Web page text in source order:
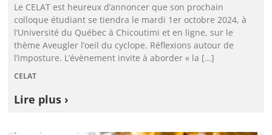
Le CELAT est heureux d’annoncer que son prochain
colloque étudiant se tiendra le mardi 1er octobre 2024, à
l’Université du Québec à Chicoutimi et en ligne, sur le
thème Aveugler l’oeil du cyclope. Réflexions autour de
l’imposture. L’évènement invite à aborder « la […]
CELAT
Lire plus ›